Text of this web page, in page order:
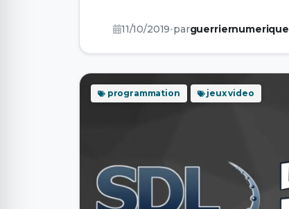
11/10/2019•parguerriernumerique
programmation jeux video